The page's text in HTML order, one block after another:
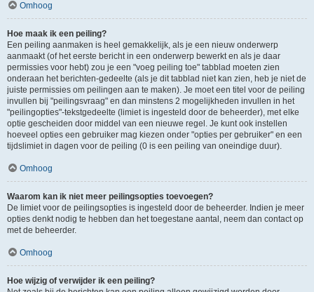
Omhoog
Hoe maak ik een peiling?
Een peiling aanmaken is heel gemakkelijk, als je een nieuw onderwerp
aanmaakt (of het eerste bericht in een onderwerp bewerkt en als je daar
permissies voor hebt) zou je een "voeg peiling toe" tabblad moeten zien
onderaan het berichten-gedeelte (als je dit tabblad niet kan zien, heb je niet de
juiste permissies om peilingen aan te maken). Je moet een titel voor de peiling
invullen bij "peilingsvraag" en dan minstens 2 mogelijkheden invullen in het
"peilingopties"-tekstgedeelte (limiet is ingesteld door de beheerder), met elke
optie gescheiden door middel van een nieuwe regel. Je kunt ook instellen
hoeveel opties een gebruiker mag kiezen onder "opties per gebruiker" en een
tijdslimiet in dagen voor de peiling (0 is een peiling van oneindige duur).
Omhoog
Waarom kan ik niet meer peilingsopties toevoegen?
De limiet voor de peilingsopties is ingesteld door de beheerder. Indien je meer
opties denkt nodig te hebben dan het toegestane aantal, neem dan contact op
met de beheerder.
Omhoog
Hoe wijzig of verwijder ik een peiling?